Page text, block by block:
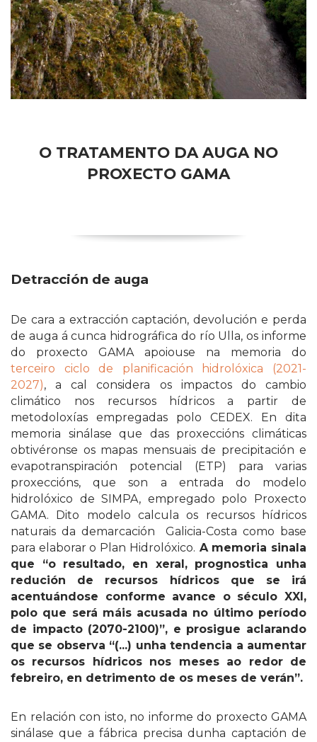
O TRATAMENTO DA AUGA NO
PROXECTO GAMA
Detracción de auga
De cara a extracción captación, devolución e perda
de auga á cunca hidrográfica do río Ulla, os informe
do proxecto GAMA apoiouse na memoria do
terceiro ciclo de planificación hidrolóxica (2021-
2027), a cal considera os impactos do cambio
climático nos recursos hídricos a partir de
metodoloxías empregadas polo CEDEX. En dita
memoria sinálase que das proxeccións climáticas
obtivéronse os mapas mensuais de precipitación e
evapotranspiración potencial (ETP) para varias
proxeccións, que son a entrada do modelo
hidrolóxico de SIMPA, empregado polo Proxecto
GAMA. Dito modelo calcula os recursos hídricos
naturais da demarcación Galicia-Costa como base
para elaborar o Plan Hidrolóxico. A memoria sinala
que “o resultado, en xeral, prognostica unha
redución de recursos hídricos que se irá
acentuándose conforme avance o século XXI,
polo que será máis acusada no último período
de impacto (2070-2100)”, e prosigue aclarando
que se observa “(...) unha tendencia a aumentar
os recursos hídricos nos meses ao redor de
febreiro, en detrimento de os meses de verán”.
En relación con isto, no informe do proxecto GAMA
sinálase que a fábrica precisa dunha captación de